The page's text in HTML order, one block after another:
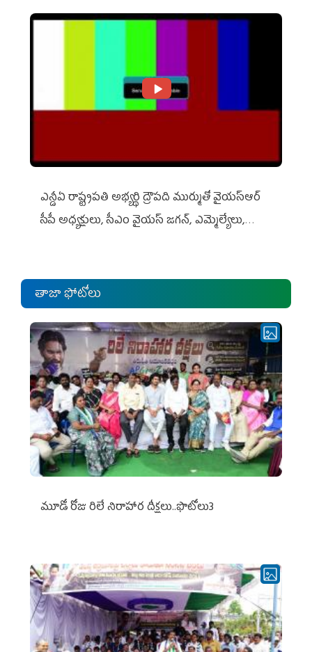
ఎన్డీఏ రాష్ట్ర‌ప‌తి అభ్య‌ర్థి ద్రౌప‌ది ముర్ముతో వైయ‌స్ఆర్
సీపీ అధ్య‌క్షులు, సీఎం వైయ‌స్ జ‌గ‌న్, ఎమ్మెల్యేలు,
తాజా ఫోటోలు
మూడో రోజు రిలే నిరాహార దీక్షలు..ఫొటోలు3